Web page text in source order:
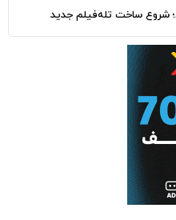
ساخت تله‌فیلم جدید